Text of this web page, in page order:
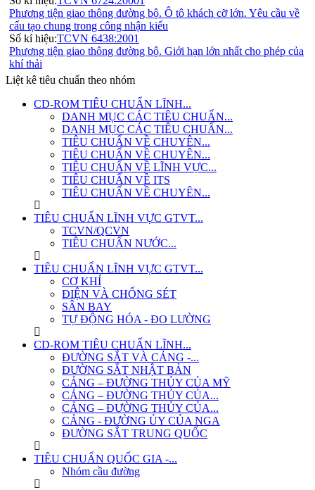
Phương tiện giao thông đường bộ. Ô tô khách cỡ lớn. Yêu cầu về
cấu tạo chung trong công nhận kiểu
Số kí hiệu:TCVN 6438:2001
Phương tiện giao thông đường bộ. Giới hạn lớn nhất cho phép của
khí thải
Liệt kê tiêu chuẩn theo nhóm
CD-ROM TIÊU CHUẨN LĨNH...
DANH MỤC CÁC TIÊU CHUẨN...
DANH MỤC CÁC TIÊU CHUẨN...
TIÊU CHUẨN VỀ CHUYÊN...
TIÊU CHUẨN VỀ CHUYÊN...
TIÊU CHUẨN VỀ LĨNH VỰC...
TIÊU CHUẨN VỀ ITS
TIÊU CHUẨN VỀ CHUYÊN...
TIÊU CHUẨN LĨNH VỰC GTVT...
TCVN/QCVN
TIÊU CHUẨN NƯỚC...
TIÊU CHUẨN LĨNH VỰC GTVT...
CƠ KHÍ
ĐIỆN VÀ CHỐNG SÉT
SÂN BAY
TỰ ĐỘNG HÓA - ĐO LƯỜNG
CD-ROM TIÊU CHUẨN LĨNH...
ĐƯỜNG SẮT VÀ CẢNG -...
ĐƯỜNG SẮT NHẬT BẢN
CẢNG – ĐƯỜNG THỦY CỦA MỸ
CẢNG – ĐƯỜNG THỦY CỦA...
CẢNG – ĐƯỜNG THỦY CỦA...
CẢNG - ĐƯỜNG ỦY CỦA NGA
ĐƯỜNG SẮT TRUNG QUỐC
TIÊU CHUẨN QUỐC GIA -...
Nhóm cầu đường